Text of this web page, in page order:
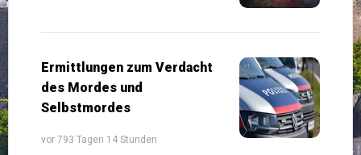
Ermittlungen zum Verdacht
des Mordes und
Selbstmordes
vor 793 Tagen 14 Stunden